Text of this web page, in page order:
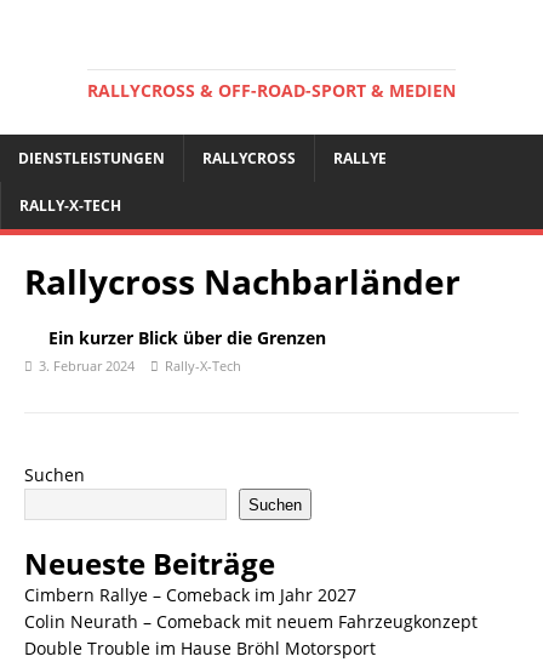
RALLYCROSS & OFF-ROAD-SPORT & MEDIEN
DIENSTLEISTUNGEN RALLYCROSS RALLYE
RALLY-X-TECH
Rallycross Nachbarländer
Ein kurzer Blick über die Grenzen
3. Februar 2024 Rally-X-Tech
Suchen
Suchen
Neueste Beiträge
Cimbern Rallye – Comeback im Jahr 2027
Colin Neurath – Comeback mit neuem Fahrzeugkonzept
Double Trouble im Hause Bröhl Motorsport